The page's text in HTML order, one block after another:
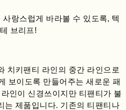
랑스럽게 바라볼 수 있도록, 텍
브리프!
치키팬티 라인의 중간 라인으로
보이도록 만들어주는 새로운 패
인이 신경쓰이지만 티팬티가 불
는 제품입니다. 기존의 티팬티나